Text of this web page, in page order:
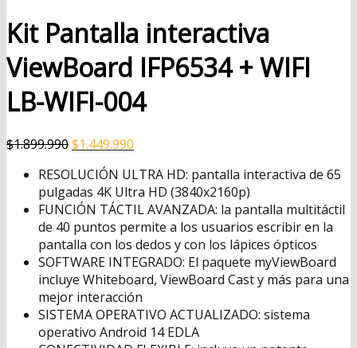
Kit Pantalla interactiva
ViewBoard IFP6534 + WIFI
LB-WIFI-004
$1.899.990El
original
era:
$1.899.990.
$1.449.990
actual
es:
$1.449.990.
RESOLUCIÓN ULTRA HD: pantalla interactiva de 65
pulgadas 4K Ultra HD (3840x2160p)
FUNCIÓN TÁCTIL AVANZADA: la pantalla multitáctil
de 40 puntos permite a los usuarios escribir en la
pantalla con los dedos y con los lápices ópticos
SOFTWARE INTEGRADO: El paquete myViewBoard
incluye Whiteboard, ViewBoard Cast y más para una
mejor interacción
SISTEMA OPERATIVO ACTUALIZADO: sistema
operativo Android 14 EDLA